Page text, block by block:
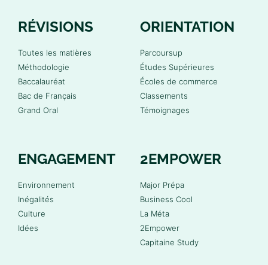
RÉVISIONS
Toutes les matières
Méthodologie
Baccalauréat
Bac de Français
Grand Oral
ORIENTATION
Parcoursup
Études Supérieures
Écoles de commerce
Classements
Témoignages
ENGAGEMENT
Environnement
Inégalités
Culture
Idées
2EMPOWER
Major Prépa
Business Cool
La Méta
2Empower
Capitaine Study